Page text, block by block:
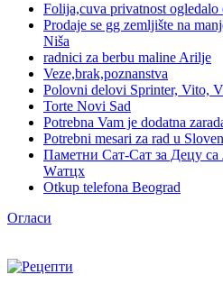
Folija,cuva privatnost ogledalo
Prodaje se gg zemljište na
Niša
radnici za berbu maline Arilje
Veze,brak,poznanstva
Polovni delovi Sprinter, Vito,
Torte Novi Sad
Potrebna Vam je dodatna
Potrebni mesari za rad u
Паметни Сат-Сат за Децу
Wатцх
Otkup telefona Beograd
Огласи